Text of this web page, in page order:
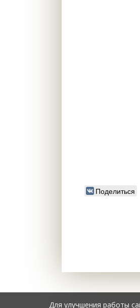
Поделиться
Для улучшения работы